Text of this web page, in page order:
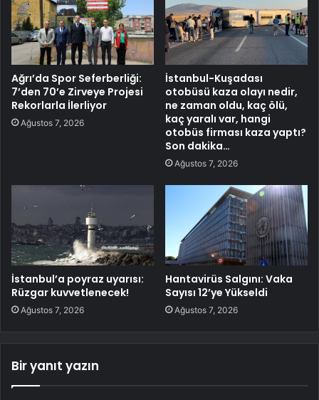
Ağrı’da Spor Seferberliği:
7’den 70’e Zirveye Projesi
Rekorlarla İlerliyor
Ağustos 7, 2026
İstanbul-Kuşadası
otobüsü kaza olayı nedir,
ne zaman oldu, kaç ölü,
kaç yaralı var, hangi
otobüs firması kaza yaptı?
Son dakika…
Ağustos 7, 2026
İstanbul’a poyraz uyarısı:
Rüzgar kuvvetlenecek!
Ağustos 7, 2026
Hantavirüs Salgını: Vaka
Sayısı 12’ye Yükseldi
Ağustos 7, 2026
Bir yanıt yazın